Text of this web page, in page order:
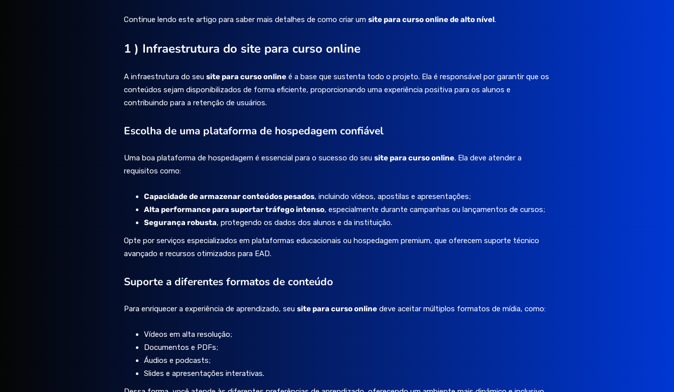
Continue lendo este artigo para saber mais detalhes de como criar um site para curso online de alto nível.
1 ) Infraestrutura do site para curso online
A infraestrutura do seu site para curso online é a base que sustenta todo o projeto. Ela é responsável por garantir que os
conteúdos sejam disponibilizados de forma eficiente, proporcionando uma experiência positiva para os alunos e
contribuindo para a retenção de usuários.
Escolha de uma plataforma de hospedagem confiável
Uma boa plataforma de hospedagem é essencial para o sucesso do seu site para curso online. Ela deve atender a
requisitos como:
Capacidade de armazenar conteúdos pesados, incluindo vídeos, apostilas e apresentações;
Alta performance para suportar tráfego intenso, especialmente durante campanhas ou lançamentos de cursos;
Segurança robusta, protegendo os dados dos alunos e da instituição.
Opte por serviços especializados em plataformas educacionais ou hospedagem premium, que oferecem suporte técnico
avançado e recursos otimizados para EAD.
Suporte a diferentes formatos de conteúdo
Para enriquecer a experiência de aprendizado, seu site para curso online deve aceitar múltiplos formatos de mídia, como:
Vídeos em alta resolução;
Documentos e PDFs;
Áudios e podcasts;
Slides e apresentações interativas.